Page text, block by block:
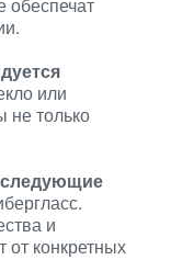
или
не только
следующие
и
от конкретных